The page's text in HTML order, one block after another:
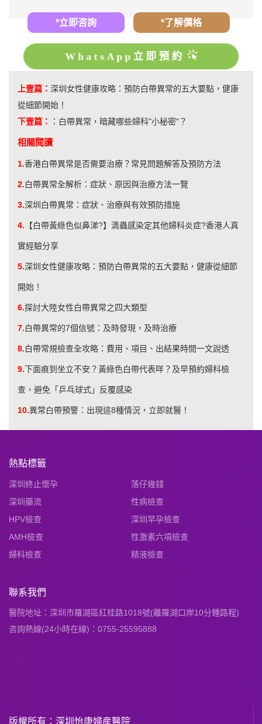
*立即咨詢 *了解價格
WhatsApp立即預約
上壹篇： 深圳女性健康攻略：預防白帶異常的五大要點，健康
從細節開始！
下壹篇：
： 白帶異常，暗藏哪些婦科"小秘密"？
相關閱讀
1.香港白帶異常是否需要治療？常見問題解答及預防方法
2.白帶異常全解析：症狀、原因與治療方法一覽
3.深圳白帶異常：症狀、治療與有效預防措施
4. 【白帶黃綠色似鼻涕?】滴蟲感染定其他婦科炎症?香港人真
實經驗分享
5.深圳女性健康攻略：預防白帶異常的五大要點，健康從細節
開始！
6.探討大陸女性白帶異常之四大類型
7.白帶異常的7個信號：及時發現，及時治療
8.白帶常規檢查全攻略：費用、項目、出結果時間一文說透
9.下面痕到坐立不安？黃綠色白帶代表咩？及早預約婦科檢
查，避免「乒乓球式」反覆感染
10.異常白帶預警：出現這8種情況，立即就醫！
熱點標籤
深圳終止懷孕
落仔幾錢
深圳藥流
性病檢查
HPV檢查
深圳早孕檢查
AMH檢查
性激素六項檢查
婦科檢查
精液檢查
聯系我們
醫院地址：深圳市羅湖區紅桂路1018號(離羅湖口岸10分鍾路程)
咨詢熱線(24小時在線)：0755-25595888
版權所有：深圳怡康婦産醫院